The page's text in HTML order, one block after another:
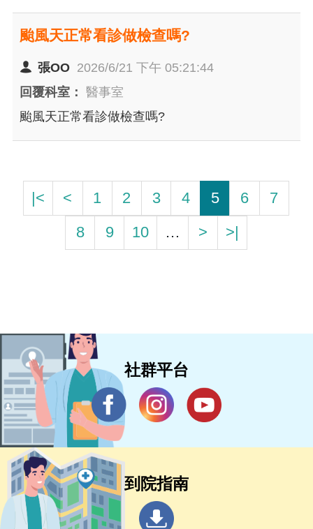
間？需要住院嗎？ 4. 一般開刀切除和微創去除分
別需要全身麻醉or半身麻醉or局部麻醉？ 以上，
感謝
路上查詢檢查報告，但因雙親不熟悉操作，我至
中國醫點通app查詢亦無當日檢查報告，想知道是
要從哪個平台去瀏覽呢
颱風天正常看診做檢查嗎?
張OO 2026/6/21 下午 05:21:44
回覆科室： 醫事室
颱風天正常看診做檢查嗎?
|< < 1 2 3 4 5 6
7
8
9 10 … > >|
社群平台
到院指南